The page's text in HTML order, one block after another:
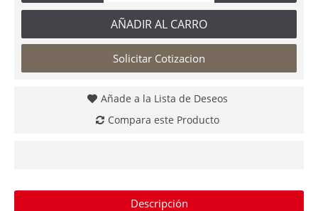
AÑADIR AL CARRO
Solicitar Cotizacion
Añade a la Lista de Deseos
Compara este Producto
Descripción